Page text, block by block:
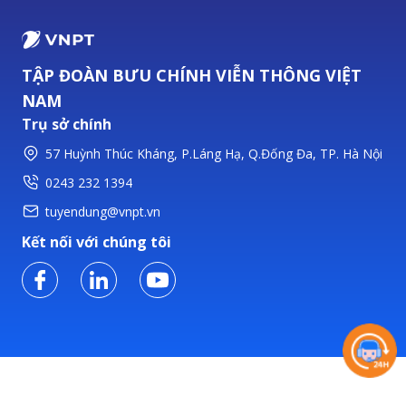
TẬP ĐOÀN BƯU CHÍNH VIỄN THÔNG VIỆT
NAM
Trụ sở chính
57 Huỳnh Thúc Kháng, P.Láng Hạ, Q.Đống Đa, TP. Hà Nội
0243 232 1394
tuyendung@vnpt.vn
Kết nối với chúng tôi